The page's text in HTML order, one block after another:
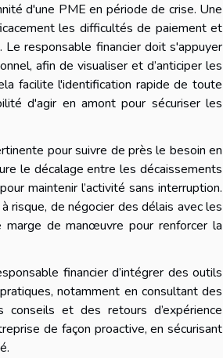
d'une PME en période de crise. Une
les difficultés de paiement et
responsable financier doit s'appuyer
afin de visualiser et d’anticiper les
facilite l'identification rapide de toute
d'agir en amont pour sécuriser les
pour suivre de près le besoin en
le décalage entre les décaissements
maintenir l’activité sans interruption.
risque, de négocier des délais avec les
de manœuvre pour renforcer la
financier d’intégrer des outils
notamment en consultant des
et des retours d’expérience
de façon proactive, en sécurisant